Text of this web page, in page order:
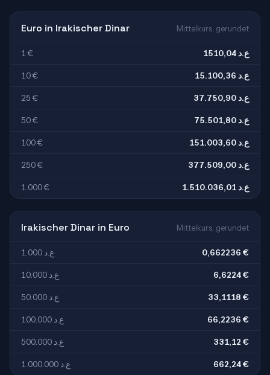
Euro in Irakischer Dinar Mittelkurs, gerundet
1 € 1510,04 ع.د
10 € 15.100,36 ع.د
25 € 37.750,90 ع.د
50 € 75.501,80 ع.د
100 € 151.003,60 ع.د
250 € 377.509,00 ع.د
1.000 € 1.510.036,01 ع.د
Irakischer Dinar in Euro Mittelkurs, gerundet
1.000 ع.د 0,662236 €
10.000 ع.د 6,6224 €
50.000 ع.د 33,1118 €
100.000 ع.د 66,2236 €
500.000 ع.د 331,12 €
1.000.000 ع.د 662,24 €